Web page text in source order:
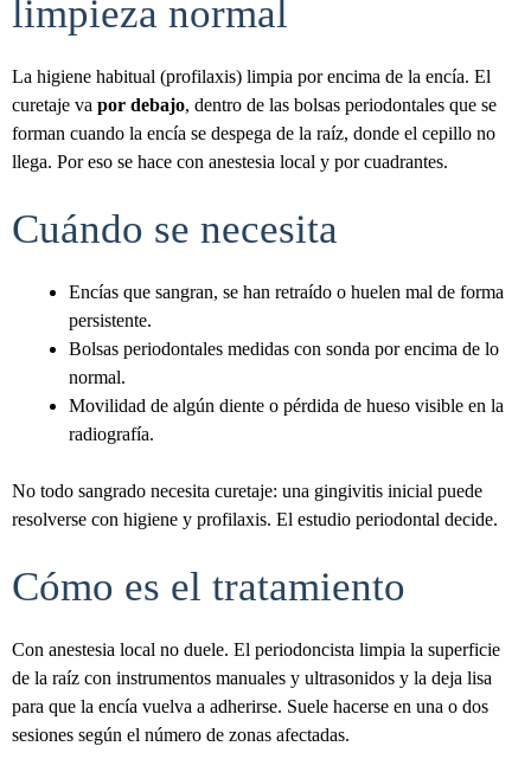
limpieza normal
La higiene habitual (profilaxis) limpia por encima de la encía. El
curetaje va por debajo, dentro de las bolsas periodontales que se
forman cuando la encía se despega de la raíz, donde el cepillo no
llega. Por eso se hace con anestesia local y por cuadrantes.
Cuándo se necesita
Encías que sangran, se han retraído o huelen mal de forma
persistente.
Bolsas periodontales medidas con sonda por encima de lo
normal.
Movilidad de algún diente o pérdida de hueso visible en la
radiografía.
No todo sangrado necesita curetaje: una gingivitis inicial puede
resolverse con higiene y profilaxis. El estudio periodontal decide.
Cómo es el tratamiento
Con anestesia local no duele. El periodoncista limpia la superficie
de la raíz con instrumentos manuales y ultrasonidos y la deja lisa
para que la encía vuelva a adherirse. Suele hacerse en una o dos
sesiones según el número de zonas afectadas.